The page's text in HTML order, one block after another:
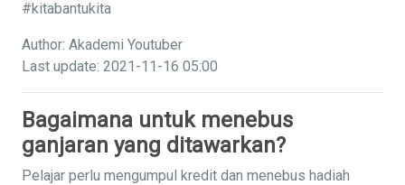
#kitabantukita
Author: Akademi Youtuber
Last update: 2021-11-16 05:00
Bagaimana untuk menebus
ganjaran yang ditawarkan?
Pelajar perlu mengumpul kredit dan menebus hadiah